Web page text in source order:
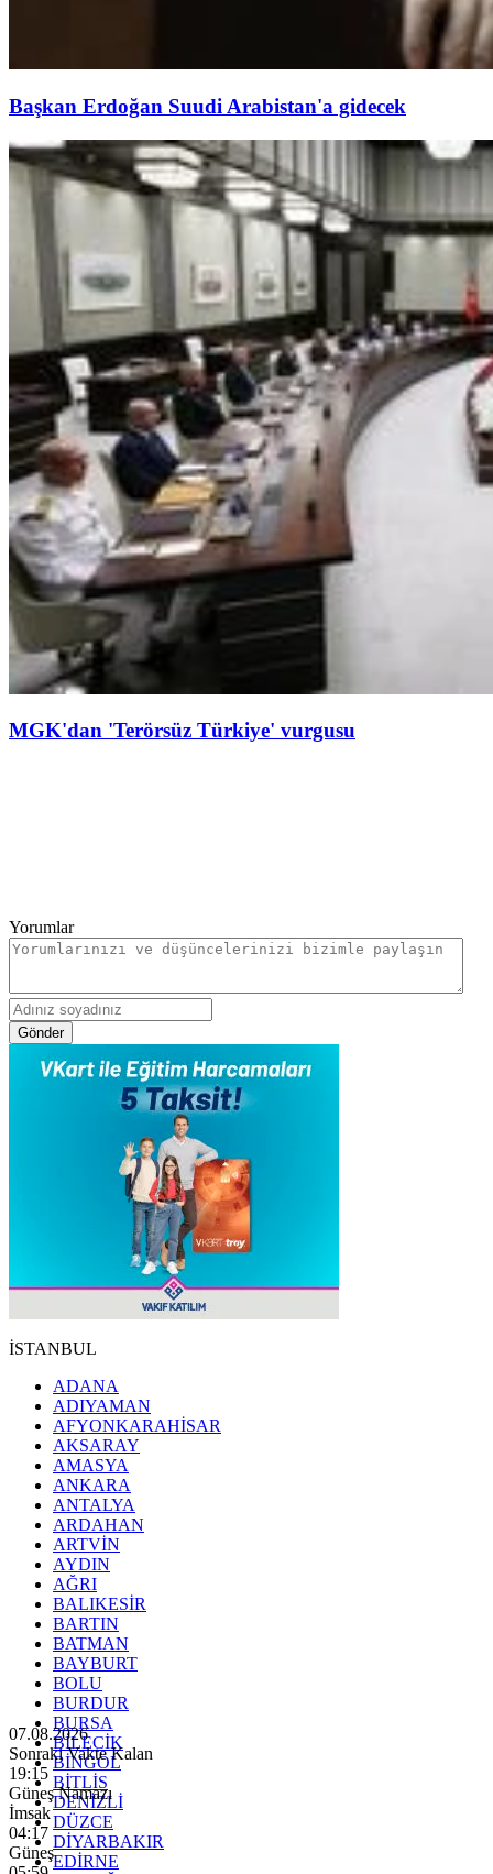
Başkan Erdoğan Suudi Arabistan'a gidecek
MGK'dan 'Terörsüz Türkiye' vurgusu
Yorumlar
Gönder
İSTANBUL
ADANA
ADIYAMAN
AFYONKARAHİSAR
AKSARAY
AMASYA
ANKARA
ANTALYA
ARDAHAN
ARTVİN
AYDIN
AĞRI
BALIKESİR
BARTIN
BATMAN
BAYBURT
BOLU
BURDUR
BURSA
BİLECİK
BİNGÖL
BİTLİS
DENİZLİ
DÜZCE
DİYARBAKIR
EDİRNE
07.08.2026
Sonraki Vakte Kalan
19:13
Güneş Namazı
İmsak
04:17
Güneş